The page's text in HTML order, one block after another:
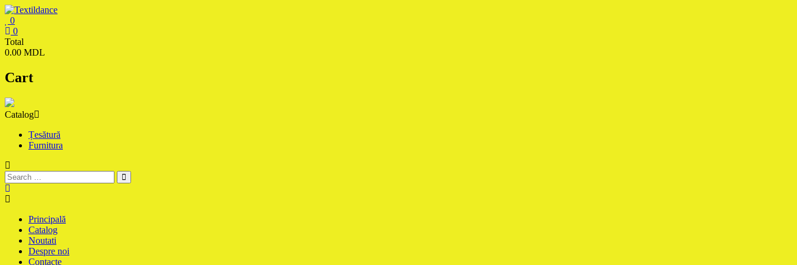
Skip
to
content
Textildance.md
0
0
Total
0.00 MDL
Cart
Catalog
Țesătură
Furnitura
Principală
Catalog
Noutati
Despre noi
Contacte